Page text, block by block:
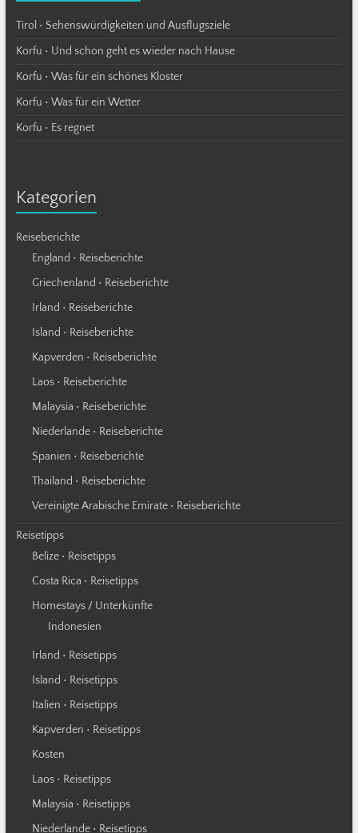
Tirol • Sehenswürdigkeiten und Ausflugsziele
Korfu • Und schon geht es wieder nach Hause
Korfu • Was für ein schönes Kloster
Korfu • Was für ein Wetter
Korfu • Es regnet
Kategorien
Reiseberichte
England • Reiseberichte
Griechenland • Reiseberichte
Irland • Reiseberichte
Island • Reiseberichte
Kapverden • Reiseberichte
Laos • Reiseberichte
Malaysia • Reiseberichte
Niederlande • Reiseberichte
Spanien • Reiseberichte
Thailand • Reiseberichte
Vereinigte Arabische Emirate • Reiseberichte
Reisetipps
Belize • Reisetipps
Costa Rica • Reisetipps
Homestays / Unterkünfte
Indonesien
Irland • Reisetipps
Island • Reisetipps
Italien • Reisetipps
Kapverden • Reisetipps
Kosten
Laos • Reisetipps
Malaysia • Reisetipps
Niederlande • Reisetipps